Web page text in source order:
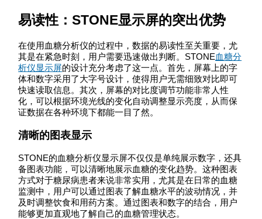
易读性：STONE显示屏的突出优势
在使用血糖分析仪的过程中，数据的易读性至关重要，尤
其是在紧急时刻，用户需要迅速做出判断。STONE血糖分
析仪显示屏的设计充分考虑了这一点。首先，屏幕上的字
体和数字采用了大字号设计，使得用户无需细致对比即可
快速读取信息。其次，屏幕的对比度调节功能非常人性
化，可以根据环境光线的变化自动调整显示亮度，从而保
证数据在各种环境下都能一目了然。
清晰的图表显示
STONE的血糖分析仪显示屏不仅仅是单纯展示数字，还具
备图表功能，可以清晰地展示血糖的变化趋势。这种图表
方式对于糖尿病患者来说非常实用，尤其是在日常的血糖
监测中，用户可以通过图表了解血糖水平的波动情况，并
及时调整饮食和用药方案。通过图表和数字的结合，用户
能够更加直观地了解自己的血糖管理状态。